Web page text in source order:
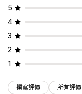
5
4
3
2
1
撰寫評價 所有評價